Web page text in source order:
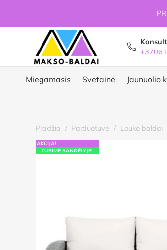
Miegamasis Svetainė Jaunuolio
Pradžia / Parduotuvė / Lauko baldai
AKCIJA!
TURIME SANDĖLYJE!